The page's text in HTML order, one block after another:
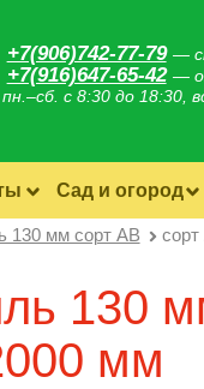
+7(906)742-77-79 —
+7(916)647-65-42 —
пн.–сб. с 8:30 до 18:30,
Сад и огород
130 мм сорт AB
130
мм